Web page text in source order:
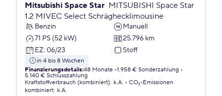
Mitsubishi Space Star MITSUBISHI Space Star
1.2 MIVEC Select Schräghecklimousine
Benzin
Manuell
71 PS (52 kW)
25.796 km
EZ: 06/23 Stoff
in 4 bis 8 Wochen
Finanzierungsdetails:48 Monate 1.958 € Sonderzahlung
5.140 € Schlusszahlung
Kraftstoffverbrauch (kombiniert): k.A.
CO₂-Emissionen
kombiniert: k.A.